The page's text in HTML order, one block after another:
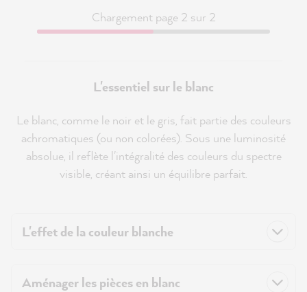
Chargement page 2 sur 2
L'essentiel sur le blanc
Le blanc, comme le noir et le gris, fait partie des couleurs
achromatiques (ou non colorées). Sous une luminosité
absolue, il reflète l'intégralité des couleurs du spectre
visible, créant ainsi un équilibre parfait.
L'effet de la couleur blanche
Aménager les pièces en blanc